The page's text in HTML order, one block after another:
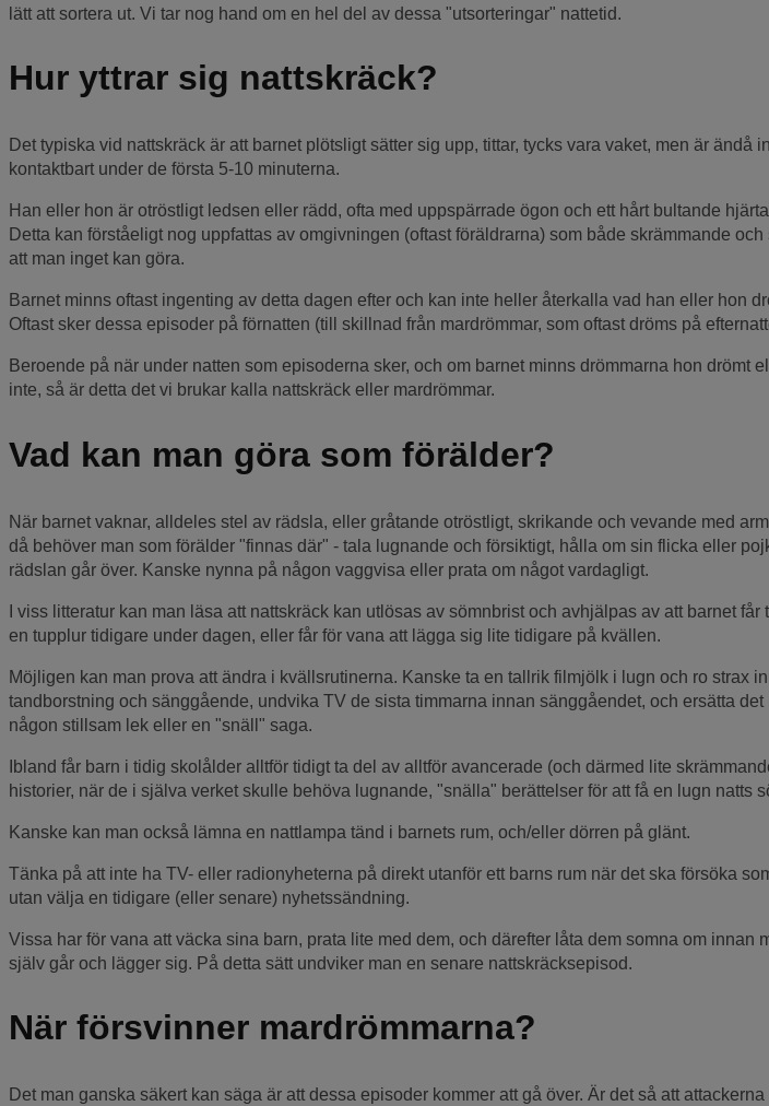
lätt att sortera ut. Vi tar nog hand om en hel del av dessa "utsorteringar" nattetid.
Hur yttrar sig nattskräck?
Det typiska vid nattskräck är att barnet plötsligt sätter sig upp, tittar, tycks vara vaket, men är ändå
kontaktbart under de första 5-10 minuterna.
Han eller hon är otröstligt ledsen eller rädd, ofta med uppspärrade ögon och ett hårt bultande
Detta kan förståeligt nog uppfattas av omgivningen (oftast föräldrarna) som både skrämmande och
att man inget kan göra.
Barnet minns oftast ingenting av detta dagen efter och kan inte heller återkalla vad han eller hon
Oftast sker dessa episoder på förnatten (till skillnad från mardrömmar, som oftast dröms på
Beroende på när under natten som episoderna sker, och om barnet minns drömmarna hon drömt
inte, så är detta det vi brukar kalla nattskräck eller mardrömmar.
Vad kan man göra som förälder?
När barnet vaknar, alldeles stel av rädsla, eller gråtande otröstligt, skrikande och vevande med
då behöver man som förälder "finnas där" - tala lugnande och försiktigt, hålla om sin flicka eller
rädslan går över. Kanske nynna på någon vaggvisa eller prata om något vardagligt.
I viss litteratur kan man läsa att nattskräck kan utlösas av sömnbrist och avhjälpas av att barnet får
en tupplur tidigare under dagen, eller får för vana att lägga sig lite tidigare på kvällen.
Möjligen kan man prova att ändra i kvällsrutinerna. Kanske ta en tallrik filmjölk i lugn och ro strax
tandborstning och sänggående, undvika TV de sista timmarna innan sänggåendet, och ersätta det
någon stillsam lek eller en "snäll" saga.
Ibland får barn i tidig skolålder alltför tidigt ta del av alltför avancerade (och därmed lite
historier, när de i själva verket skulle behöva lugnande, "snälla" berättelser för att få en lugn natts
Kanske kan man också lämna en nattlampa tänd i barnets rum, och/eller dörren på glänt.
Tänka på att inte ha TV- eller radionyheterna på direkt utanför ett barns rum när det ska försöka
utan välja en tidigare (eller senare) nyhetssändning.
Vissa har för vana att väcka sina barn, prata lite med dem, och därefter låta dem somna om innan
själv går och lägger sig. På detta sätt undviker man en senare nattskräcksepisod.
När försvinner mardrömmarna?
Det man ganska säkert kan säga är att dessa episoder kommer att gå över. Är det så att attackerna